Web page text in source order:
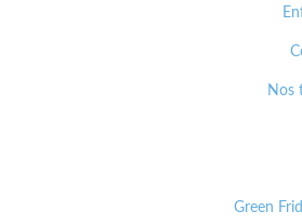
Nos
Green